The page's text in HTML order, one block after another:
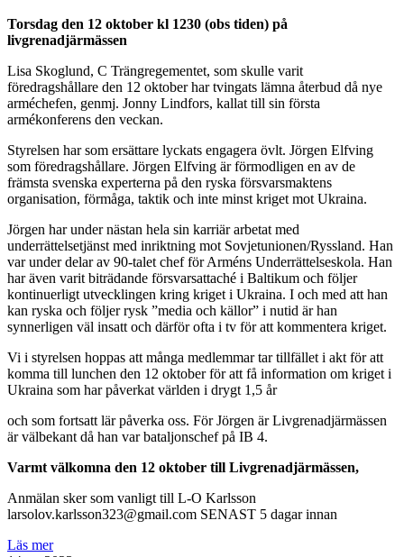
Torsdag den 12 oktober kl 1230 (obs tiden) på
livgrenadjärmässen
Lisa Skoglund, C Trängregementet, som skulle varit
föredragshållare den 12 oktober har tvingats lämna återbud då nye
arméchefen, genmj. Jonny Lindfors, kallat till sin första
armékonferens den veckan.
Styrelsen har som ersättare lyckats engagera övlt. Jörgen Elfving
som föredragshållare. Jörgen Elfving är förmodligen en av de
främsta svenska experterna på den ryska försvarsmaktens
organisation, förmåga, taktik och inte minst kriget mot Ukraina.
Jörgen har under nästan hela sin karriär arbetat med
underrättelsetjänst med inriktning mot Sovjetunionen/Ryssland. Han
var under delar av 90-talet chef för Arméns Underrättelseskola. Han
har även varit biträdande försvarsattaché i Baltikum och följer
kontinuerligt utvecklingen kring kriget i Ukraina. I och med att han
kan ryska och följer rysk ”media och källor” i nutid är han
synnerligen väl insatt och därför ofta i tv för att kommentera kriget.
Vi i styrelsen hoppas att många medlemmar tar tillfället i akt för att
komma till lunchen den 12 oktober för att få information om kriget i
Ukraina som har påverkat världen i drygt 1,5 år
och som fortsatt lär påverka oss. För Jörgen är Livgrenadjärmässen
är välbekant då han var bataljonschef på IB 4.
Varmt välkomna den 12 oktober till Livgrenadjärmässen,
Anmälan sker som vanligt till L-O Karlsson
larsolov.karlsson323@gmail.com SENAST 5 dagar innan
Läs mer